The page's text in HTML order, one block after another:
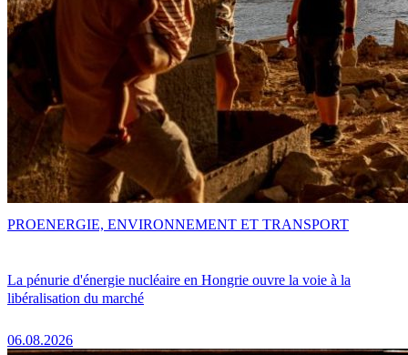
La pénurie d'énergie nucléaire en Hongrie ouvre la voie à la
libéralisation du marché
06.08.2026
PROENERGIE, ENVIRONNEMENT ET TRANSPORT